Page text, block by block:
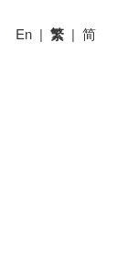
En | 繁 | 简